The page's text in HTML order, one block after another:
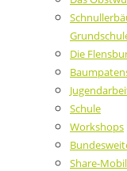
Die
Schule
Workshops
Share-Mobil